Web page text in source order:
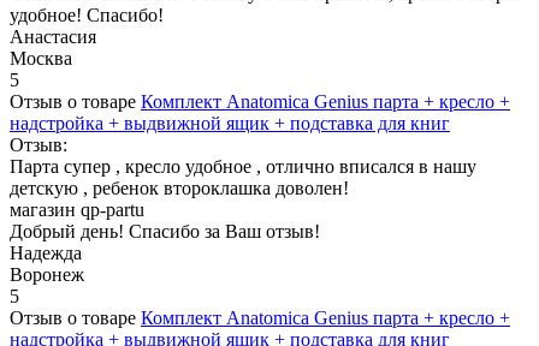
удобное! Спасибо!
Анастасия
Москва
5
Отзыв о товаре Комплект Anatomica Genius парта + кресло +
надстройка + выдвижной ящик + подставка для книг
Отзыв:
Парта супер , кресло удобное , отлично вписался в нашу
детскую , ребенок второклашка доволен!
магазин qp-partu
Добрый день! Спасибо за Ваш отзыв!
Надежда
Воронеж
5
Отзыв о товаре Комплект Anatomica Genius парта + кресло +
надстройка + выдвижной ящик + подставка для книг